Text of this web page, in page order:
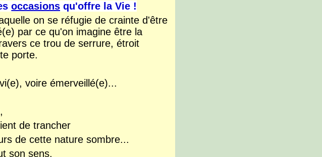
occasions qu'offre la Vie !
on se réfugie de crainte d'être
par ce qu'on imagine être la
ce trou de serrure, étroit
porte.
voire émerveillé(e)...
de trancher
de cette nature sombre...
son sens.